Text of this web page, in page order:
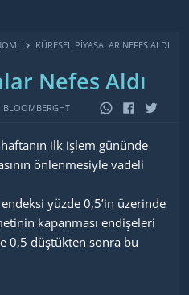
KÜRESEL PIYASALAR NEFES ALDI
Nefes Aldı
BLOOMBERGHT
ilk işlem gününde
önlenmesiyle vadeli
yüzde 0,5’in üzerinde
kapanması endişeleri
0,5 düştükten sonra bu